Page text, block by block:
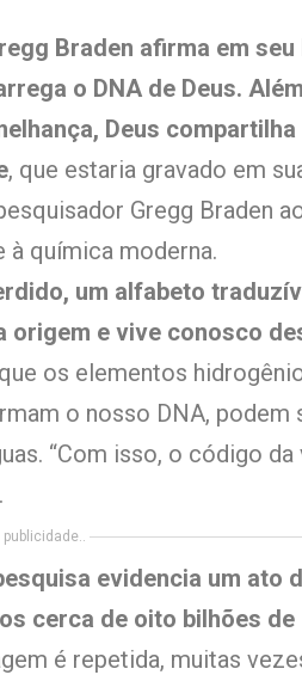
Braden afirma em
o DNA de Deus.
Deus compartilha
, que estaria gravado em
Gregg Braden
química moderna.
um alfabeto
origem e vive conosco
os elementos
o nosso DNA, podem
“Com isso, o código da
evidencia um ato
cerca de oito bilhões de
é repetida, muitas